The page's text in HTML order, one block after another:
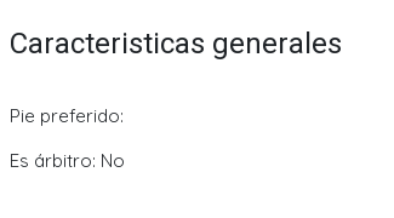
Caracteristicas generales
Pie preferido:
Es árbitro: No